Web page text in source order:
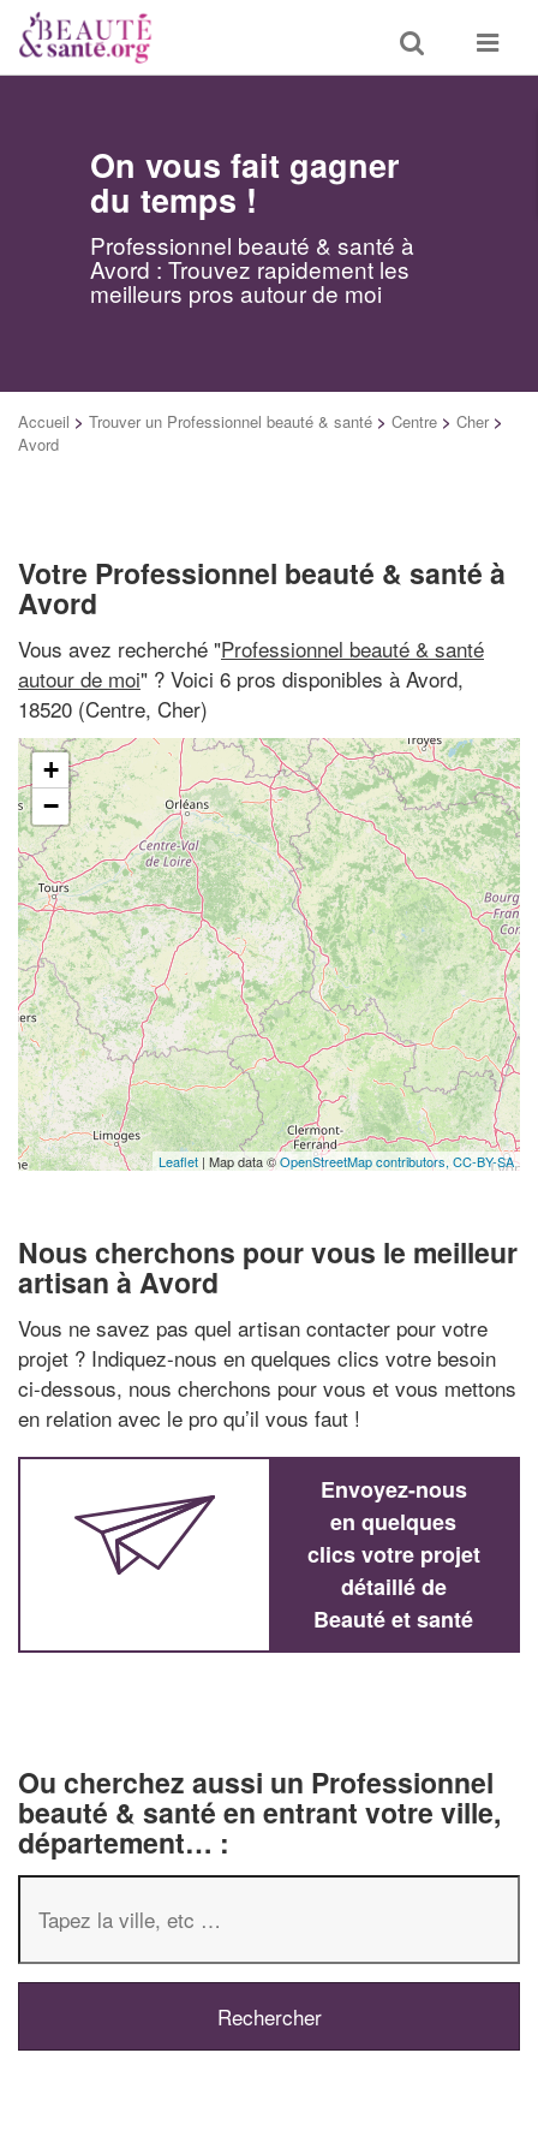
Toggle
search
Toggle
On vous fait gagner
du temps !
Professionnel beauté & santé à
Avord : Trouvez rapidement les
meilleurs pros autour de moi
Accueil > Trouver un Professionnel beauté & santé > Centre > Cher >
Avord
Votre Professionnel beauté & santé à
Avord
Vous avez recherché "Professionnel beauté & santé
autour de moi" ? Voici 6 pros disponibles à Avord,
18520 (Centre, Cher)
+
−
Leaflet | Map data ©OpenStreetMap contributors, CC-BY-SA
Nous cherchons pour vous le meilleur
artisan à Avord
Vous ne savez pas quel artisan contacter pour votre
projet ? Indiquez-nous en quelques clics votre besoin
ci-dessous, nous cherchons pour vous et vous mettons
en relation avec le pro qu’il vous faut !
Envoyez-nous
en quelques
clics votre projet
détaillé de
Beauté et santé
Ou cherchez aussi un Professionnel
beauté & santé en entrant votre ville,
département… :